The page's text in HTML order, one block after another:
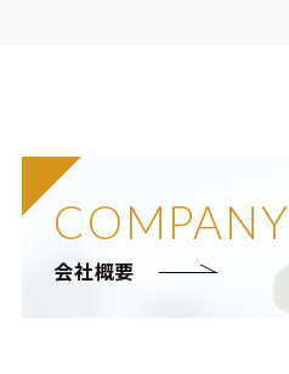
COMPANY
会社概要